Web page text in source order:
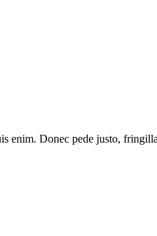
enim. Donec pede justo,